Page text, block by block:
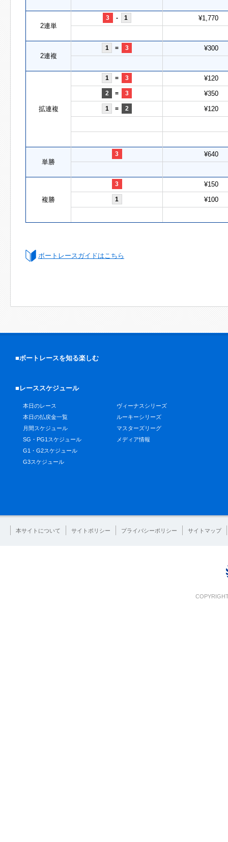
2連単
3 - 1 ¥1,770
2連複
1 = 3 ¥300
拡連複
1 = 3 ¥120
2 = 3 ¥350
1 = 2 ¥120
単勝
3 ¥640
複勝
3 ¥150
1 ¥100
ボートレースガイドはこちら
■ボートレースを知る楽しむ
■レーススケジュール
本日のレース
本日の払戻金一覧
月間スケジュール
SG・PG1スケジュール
G1・G2スケジュール
G3スケジュール
ヴィーナスシリーズ
ルーキーシリーズ
マスターズリーグ
メディア情報
本サイトについて サイトポリシー プライバシーポリシー サイトマップ